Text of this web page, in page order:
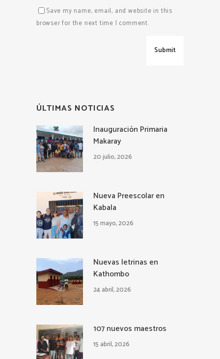
Save my name, email, and website in this
browser for the next time I comment.
ÚLTIMAS NOTICIAS
Inauguración Primaria
Makaray
20 julio, 2026
Nueva Preescolar en
Kabala
15 mayo, 2026
Nuevas letrinas en
Kathombo
24 abril, 2026
107 nuevos maestros
15 abril, 2026